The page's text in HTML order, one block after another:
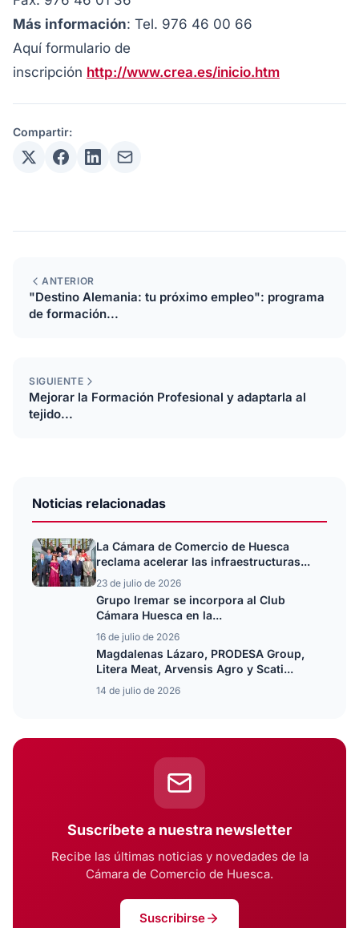
Más información: Tel. 976 46 00 66
Aquí formulario de
inscripción http://www.crea.es/inicio.htm
Compartir:
ANTERIOR
"Destino Alemania: tu próximo empleo": programa
de formación...
SIGUIENTE
Mejorar la Formación Profesional y adaptarla al
tejido...
Noticias relacionadas
La Cámara de Comercio de Huesca
reclama acelerar las infraestructuras...
23 de julio de 2026
Grupo Iremar se incorpora al Club
Cámara Huesca en la...
16 de julio de 2026
Magdalenas Lázaro, PRODESA Group,
Litera Meat, Arvensis Agro y Scati...
14 de julio de 2026
Suscríbete a nuestra newsletter
Recibe las últimas noticias y novedades de la
Cámara de Comercio de Huesca.
Suscribirse